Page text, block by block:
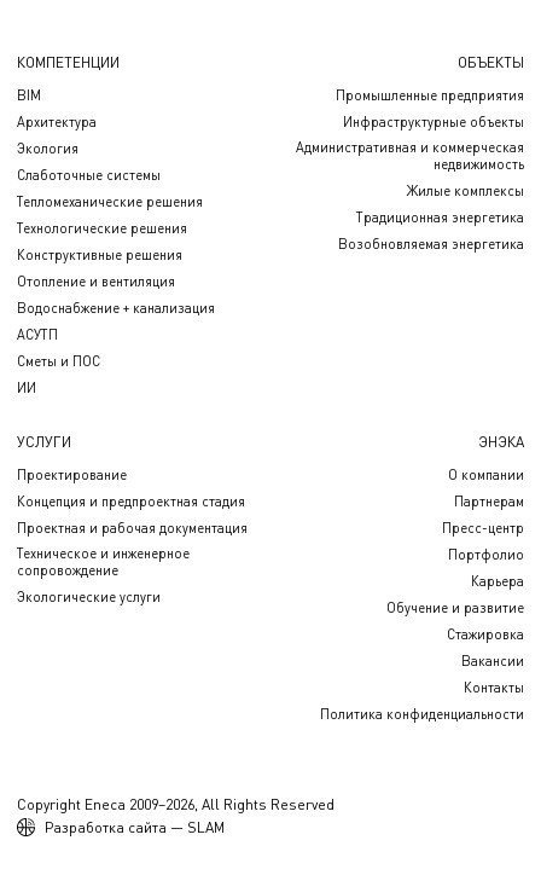
КОМПЕТЕНЦИИ
BIM
Архитектура
Экология
Слаботочные системы
Тепломеханические решения
Технологические решения
Конструктивные решения
Отопление и вентиляция
Водоснабжение + канализация
АСУТП
Сметы и ПОС
ИИ
ОБЪЕКТЫ
Промышленные предприятия
Инфраструктурные объекты
Административная и коммерческая
недвижимость
Жилые комплексы
Традиционная энергетика
Возобновляемая энергетика
УСЛУГИ
Проектирование
Концепция и предпроектная стадия
Проектная и рабочая документация
Техническое и инженерное
сопровождение
Экологические услуги
ЭНЭКА
О компании
Партнерам
Пресс-центр
Портфолио
Карьера
Обучение и развитие
Стажировка
Вакансии
Контакты
Политика конфиденциальности
Copyright Eneca 2009–2026, All Rights Reserved
Разработка сайта — SLAM